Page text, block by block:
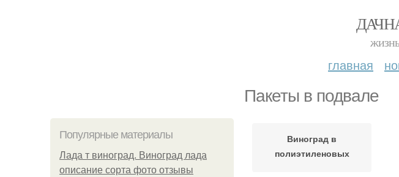
главная
Пакеты в подвале
Популярные материалы
Лада т виноград. Виноград лада
описание сорта фото отзывы
Виноград в
полиэтиленовых